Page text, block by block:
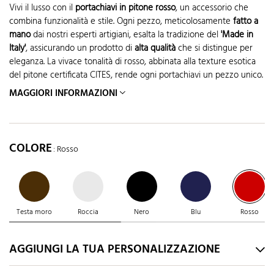
Vivi il lusso con il portachiavi in pitone rosso, un accessorio che
combina funzionalità e stile. Ogni pezzo, meticolosamente fatto a
manodai nostri esperti artigiani, esalta la tradizione del'Made in
Italy', assicurando un prodotto dialta qualitàche si distingue per
eleganza. La vivace tonalità di rosso, abbinata alla texture esotica
del pitone certificata CITES, rende ogni portachiavi un pezzo unico.
MAGGIORI INFORMAZIONI
COLORE: Rosso
Testa moro Roccia Nero Blu Rosso
AGGIUNGI LA TUA PERSONALIZZAZIONE